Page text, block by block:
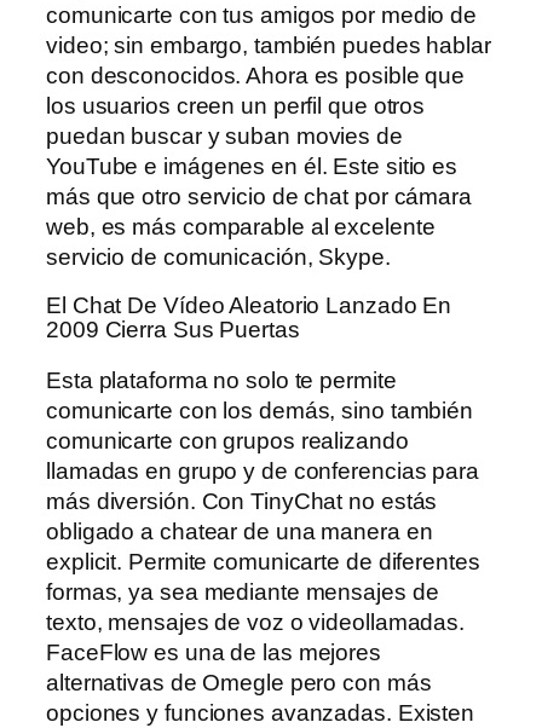
comunicarte con tus amigos por medio de
video; sin embargo, también puedes hablar
con desconocidos. Ahora es posible que
los usuarios creen un perfil que otros
puedan buscar y suban movies de
YouTube e imágenes en él. Este sitio es
más que otro servicio de chat por cámara
web, es más comparable al excelente
servicio de comunicación, Skype.
El Chat De Vídeo Aleatorio Lanzado En
2009 Cierra Sus Puertas
Esta plataforma no solo te permite
comunicarte con los demás, sino también
comunicarte con grupos realizando
llamadas en grupo y de conferencias para
más diversión. Con TinyChat no estás
obligado a chatear de una manera en
explicit. Permite comunicarte de diferentes
formas, ya sea mediante mensajes de
texto, mensajes de voz o videollamadas.
FaceFlow es una de las mejores
alternativas de Omegle pero con más
opciones y funciones avanzadas. Existen